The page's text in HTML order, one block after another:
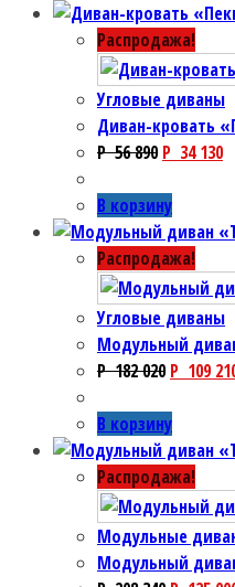
Распродажа!
Угловые диваны
Диван-кровать
P56 890 P 34 130
В корзину
Распродажа!
Угловые диваны
Модульный
P182 020 P 109
В корзину
Распродажа!
Модульные
Модульный